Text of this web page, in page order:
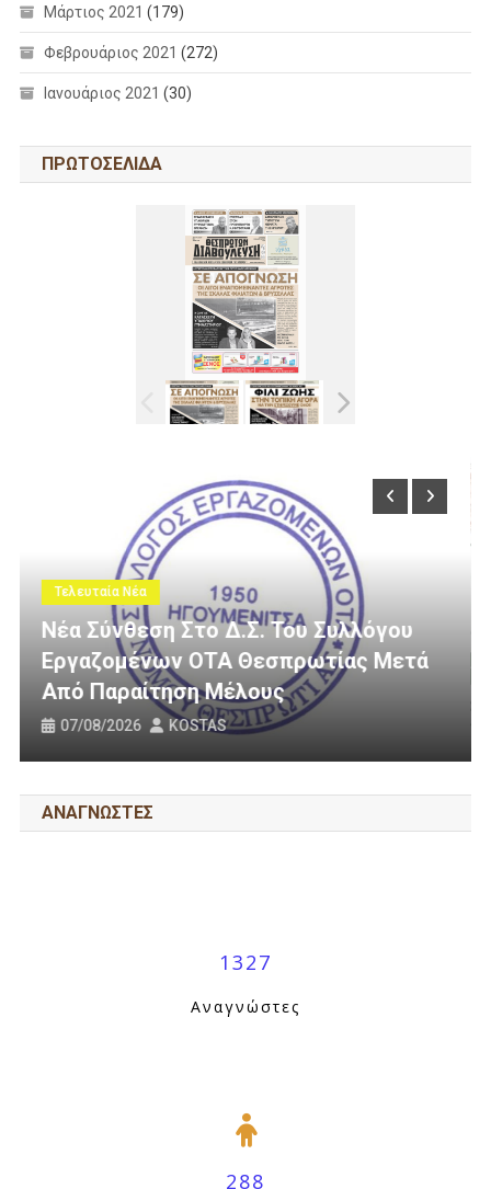
Μάρτιος 2021 (179)
Φεβρουάριος 2021 (272)
Ιανουάριος 2021 (30)
ΠΡΩΤΟΣΕΛΙΔΑ
Μετά
Τελευταία Νέα
3 Εκατομμύρια Ευρώ Για
Οδοποιία Στον Δήμο
31/07/2026 KOSTAS
ΑΝΑΓΝΩΣΤΕΣ
1327
Αναγνώστες
288